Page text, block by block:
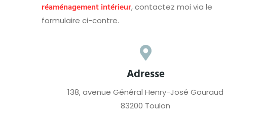
réaménagement intérieur, contactez moi via le
formulaire ci-contre.
Adresse
138, avenue Général Henry-José Gouraud
83200 Toulon